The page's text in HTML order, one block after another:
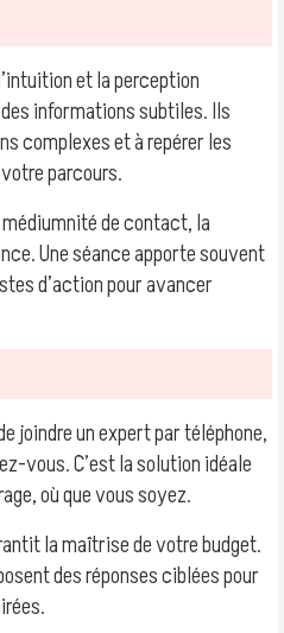
et la perception
informations subtiles. Ils
complexes et à repérer les
parcours.
de contact, la
Une séance apporte souvent
d’action pour avancer
joindre un expert par téléphone,
vous. C’est la solution idéale
où que vous soyez.
la maîtrise de votre budget.
des réponses ciblées pour